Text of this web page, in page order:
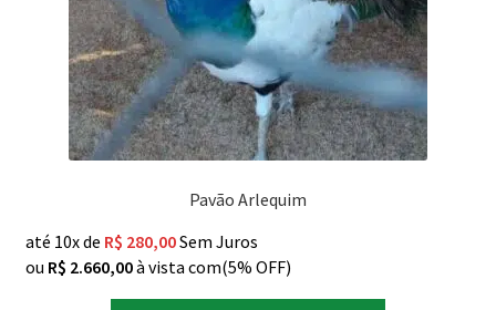
Pavão Arlequim
até 10x de R$ 280,00Sem Juros
ou R$ 2.660,00à vista com(5% OFF)